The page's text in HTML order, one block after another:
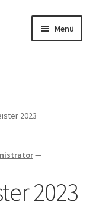
Menü
öffnen
2023
—
2023